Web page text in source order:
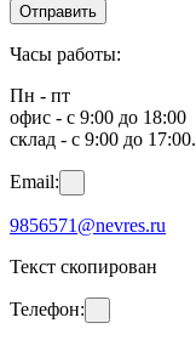
Отправить
Часы работы:
Пн - пт
офис - с 9:00 до 18:00
склад - с 9:00 до 17:00.
Email:
9856571@nevres.ru
Текст скопирован
Телефон: